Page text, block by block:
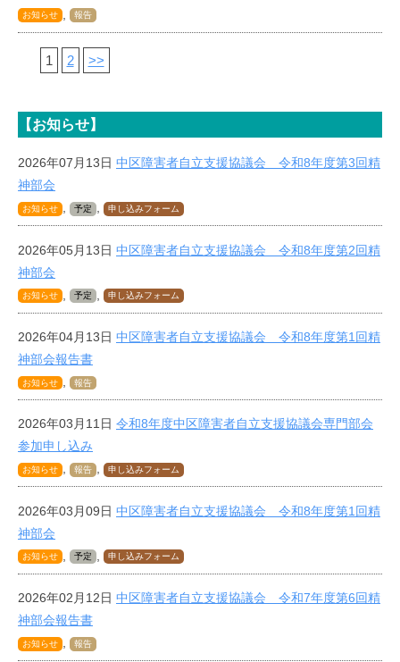
お知らせ , 報告
1 2 >>
【お知らせ】
2026年07月13日 中区障害者自立支援協議会 令和8年度第3回精
神部会
お知らせ , 予定 , 申し込みフォーム
2026年05月13日 中区障害者自立支援協議会 令和8年度第2回精
神部会
お知らせ , 予定 , 申し込みフォーム
2026年04月13日 中区障害者自立支援協議会 令和8年度第1回精
神部会報告書
お知らせ , 報告
2026年03月11日 令和8年度中区障害者自立支援協議会専門部会
参加申し込み
お知らせ , 報告 , 申し込みフォーム
2026年03月09日 中区障害者自立支援協議会 令和8年度第1回精
神部会
お知らせ , 予定 , 申し込みフォーム
2026年02月12日 中区障害者自立支援協議会 令和7年度第6回精
神部会報告書
お知らせ , 報告